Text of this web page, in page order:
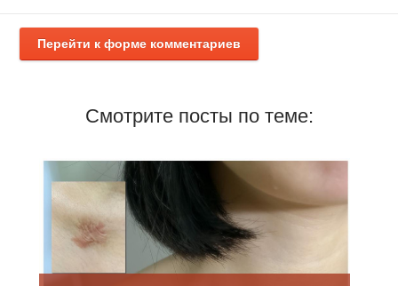
Перейти к форме комментариев
Смотрите посты по теме: